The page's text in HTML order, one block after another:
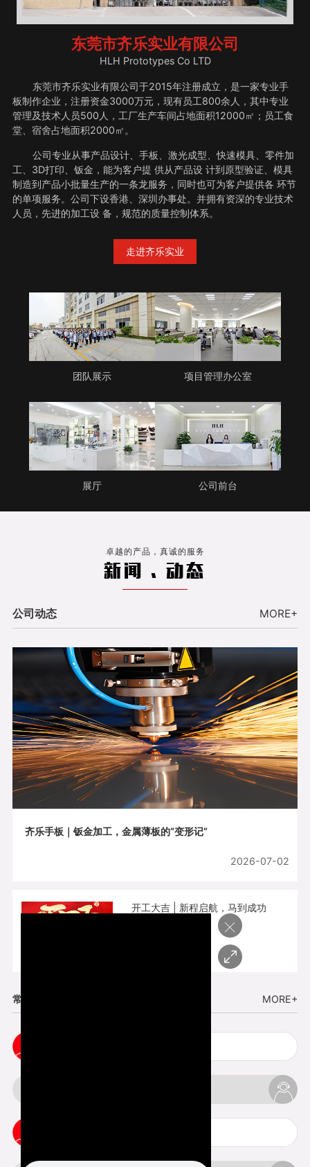
东莞市齐乐实业有限公司
HLH Prototypes Co LTD
东莞市齐乐实业有限公司于2015年注册成立，是一家专业手
板制作企业，注册资金3000万元，现有员工800余人，其中专业
管理及技术人员500人，工厂生产车间占地面积12000㎡；员工食
堂、宿舍占地面积2000㎡。
公司专业从事产品设计、手板、激光成型、快速模具、零件加
工、3D打印、钣金，能为客户提 供从产品设 计到原型验证、模具
制造到产品小批量生产的一条龙服务，同时也可为客户提供各 环节
的单项服务。公司下设香港、深圳办事处。并拥有资深的专业技术
人员，先进的加工设 备，规范的质量控制体系。
走进齐乐实业
团队展示 项目管理办公室
展厅 公司前台
卓越的产品，真诚的服务
新闻 . 动态
公司动态 MORE+
齐乐手板｜钣金加工，金属薄板的“变形记”
2026-07-02
开工大吉 | 新程启航，马到成功
常见问题 MORE+
×